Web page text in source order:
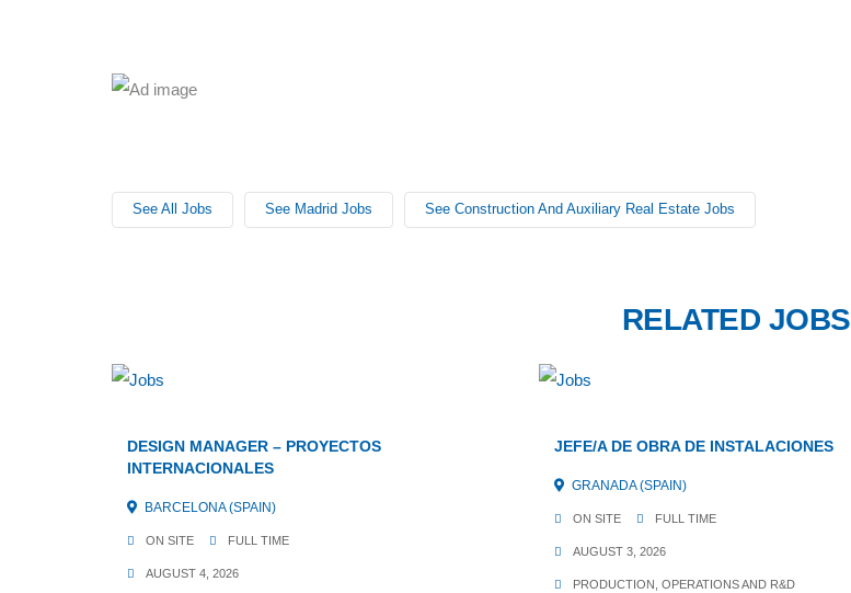
See All Jobs See Madrid Jobs See Construction And Auxiliary Real Estate Jobs
RELATED JOBS
DESIGN MANAGER – PROYECTOS
INTERNACIONALES
BARCELONA (SPAIN)
ON SITE FULL TIME
AUGUST 4, 2026
JEFE/A DE OBRA DE INSTALACIONES
GRANADA (SPAIN)
ON SITE FULL TIME
AUGUST 3, 2026
PRODUCTION, OPERATIONS AND R&D